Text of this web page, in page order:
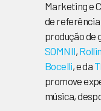
Marketing e
de
produção de
SOMNII,
Bocelli, e da
promove
música,